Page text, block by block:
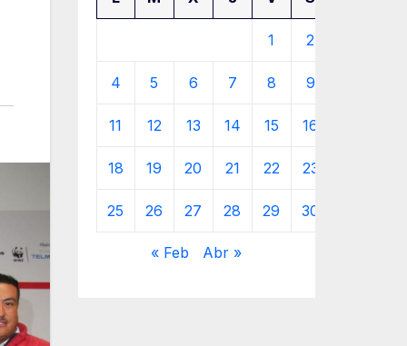
1 2
4 5 6 7 8 9
11 12 13 14 15 16
18 19 20 21 22 23
25 26 27 28 29 30
« Feb Abr »